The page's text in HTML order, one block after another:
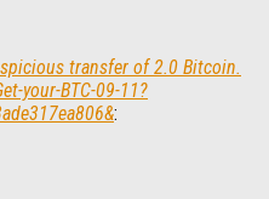
transfer of 2.0 Bitcoin.
your-BTC-09-11?
: